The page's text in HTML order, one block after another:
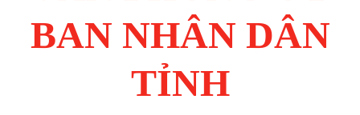
BAN NHÂN DÂN
TỈNH